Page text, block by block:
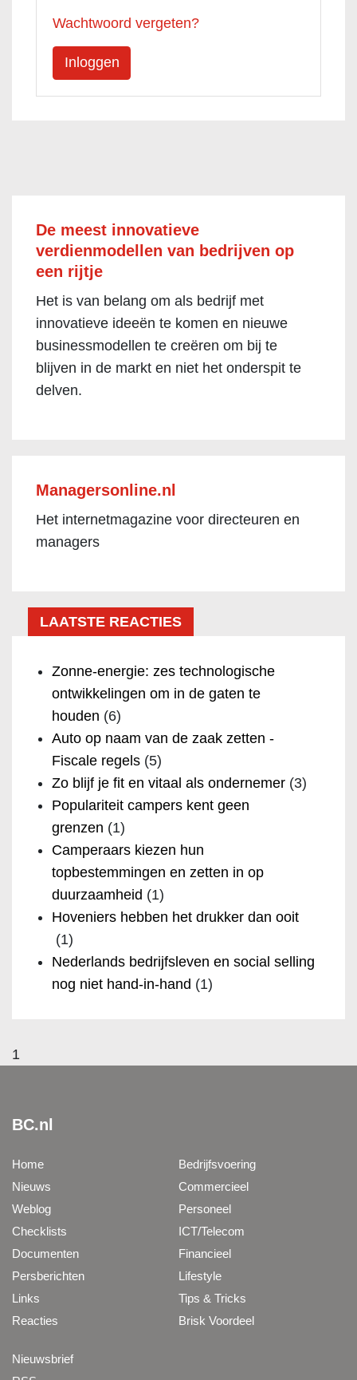
Wachtwoord vergeten?
De meest innovatieve
verdienmodellen van bedrijven op
een rijtje
Het is van belang om als bedrijf met
innovatieve ideeën te komen en nieuwe
businessmodellen te creëren om bij te
blijven in de markt en niet het onderspit te
delven.
Managersonline.nl
Het internetmagazine voor directeuren en
managers
LAATSTE REACTIES
Zonne-energie: zes technologische
ontwikkelingen om in de gaten te
houden (6)
Auto op naam van de zaak zetten -
Fiscale regels (5)
Zo blijf je fit en vitaal als ondernemer (3)
Populariteit campers kent geen
grenzen (1)
Camperaars kiezen hun
topbestemmingen en zetten in op
duurzaamheid (1)
Hoveniers hebben het drukker dan ooit
(1)
Nederlands bedrijfsleven en social selling
nog niet hand-in-hand (1)
1
BC.nl
Home
Nieuws
Weblog
Checklists
Documenten
Persberichten
Links
Reacties
Bedrijfsvoering
Commercieel
Personeel
ICT/Telecom
Financieel
Lifestyle
Tips & Tricks
Brisk Voordeel
Nieuwsbrief